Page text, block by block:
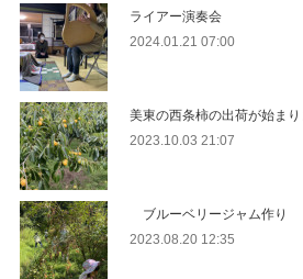
ライアー演奏会
2024.01.21 07:00
美東の西条柿の出荷が始まり
2023.10.03 21:07
ブルーベリージャム作り
2023.08.20 12:35